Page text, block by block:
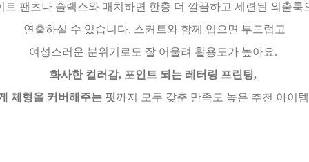
트 팬츠나 슬랙스와 매치하면 한층 더 깔끔하고 세련된 외출룩
연출하실 수 있습니다. 스커트와 함께 입으면 부드럽고
여성스러운 분위기로도 잘 어울려 활용도가 높아요.
화사한 컬러감, 포인트 되는 레터링 프린팅,
체형을 커버해주는 핏까지 모두 갖춘 만족도 높은 추천 아이